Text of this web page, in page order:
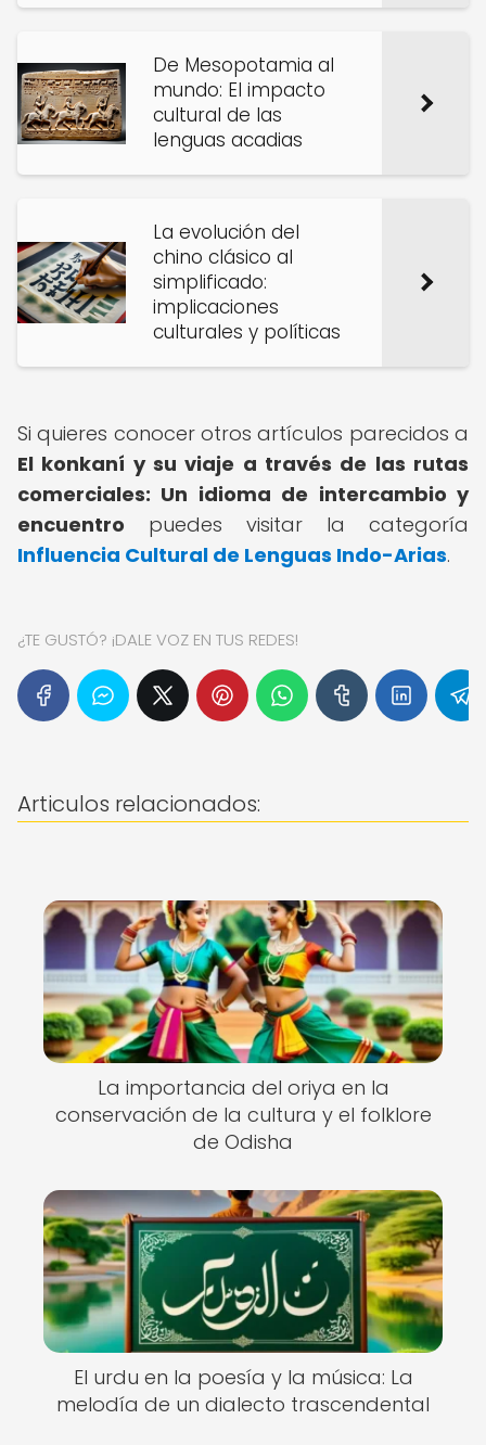
De Mesopotamia al
mundo: El impacto
cultural de las
lenguas acadias
La evolución del
chino clásico al
simplificado:
implicaciones
culturales y políticas
Si quieres conocer otros artículos parecidos a
El konkaní y su viaje a través de las rutas
comerciales: Un idioma de intercambio y
encuentro puedes visitar la categoría
Influencia Cultural de Lenguas Indo-Arias.
¿TE GUSTÓ? ¡DALE VOZ EN TUS REDES!
Articulos relacionados:
La importancia del oriya en la
conservación de la cultura y el folklore
de Odisha
El urdu en la poesía y la música: La
melodía de un dialecto trascendental